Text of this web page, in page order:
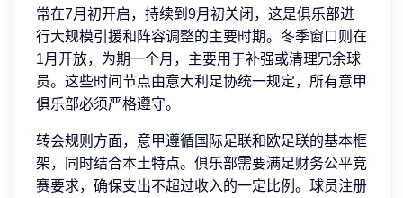
常在7月初开启，持续到9月初关闭，这是俱乐部进
行大规模引援和阵容调整的主要时期。冬季窗口则在
1月开放，为期一个月，主要用于补强或清理冗余球
员。这些时间节点由意大利足协统一规定，所有意甲
俱乐部必须严格遵守。
转会规则方面，意甲遵循国际足联和欧足联的基本框
架，同时结合本土特点。俱乐部需要满足财务公平竞
赛要求，确保支出不超过收入的一定比例。球员注册